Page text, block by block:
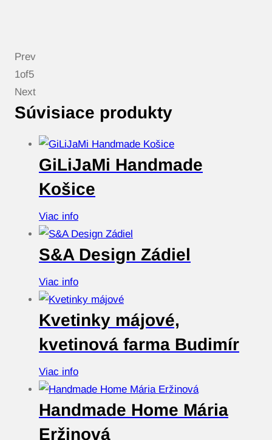
Prev
1of5
Next
Súvisiace produkty
GiLiJaMi Handmade
Košice
Viac info
S&A Design Zádiel
Viac info
Kvetinky májové,
kvetinová farma Budimír
Viac info
Handmade Home Mária
Eržinová